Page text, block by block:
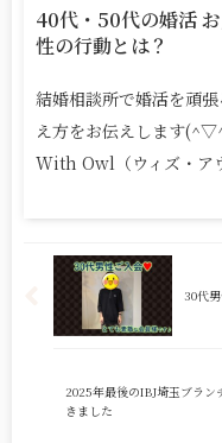
40代・50代の婚活
性の行動とは？
結婚相談所で婚活を頑
え方をお伝えします
With Owl（ウィズ・ア
30代
2025年最後のIBJ埼玉ブラン
きました